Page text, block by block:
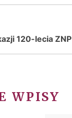
120-lecia ZNP
WPISY